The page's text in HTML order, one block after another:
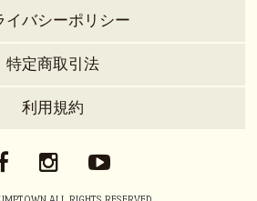
イバシーポリシー
特定商取引法
利用規約